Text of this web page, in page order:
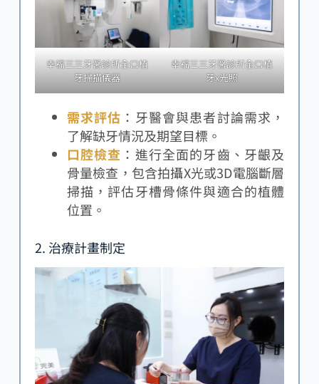
幸福三三牙醫診所全口植
牙掃描儀器
幸福三三牙醫診所全口植
牙x光照
需求評估 ：牙醫會與患者討論需求，
了解缺牙情況及期望目標。
口腔檢查 ：進行全面的牙齒、牙齦及
骨量檢查，包含拍攝X光或3D電腦斷層
掃描，評估牙槽骨條件與適合的植體
位置。
2. 治療計畫制定